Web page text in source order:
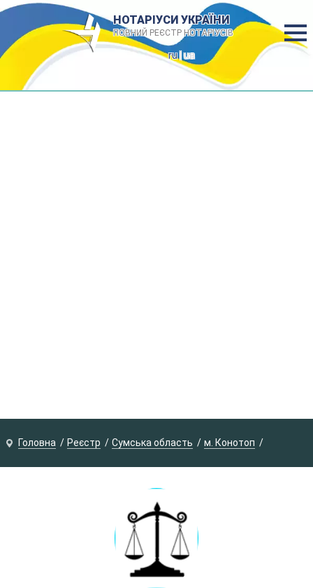
НОТАРІУСИ УКРАЇНИ
ПОВНИЙ РЕЄСТР НОТАРІУСІВ
ru| ua
Головна Реєстр Сумська область м. Конотоп